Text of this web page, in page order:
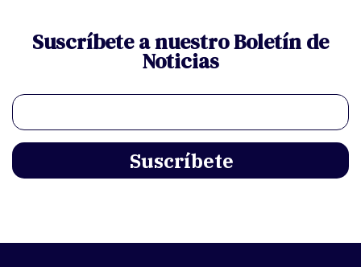
Suscríbete a nuestro Boletín de
Noticias